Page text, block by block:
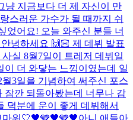
냥 지금보다 더 제 자신이 만
스러운 가수가 될 때까지 쉬
었어요! 오늘 와주신 분들 너
녕하세요 🙌🏻 제 데뷔 발표
실 8월7일이 트레저 데뷔일
이 더 와닿는 느낌이였는데 일
3일을 기념하여 써주신 포스
잠깐 되돌아봤는데 너무나 감
덕분에 운이 좋게 데뷔해서
워🤍🖤🩶🖤🩶🖤아니 애들아